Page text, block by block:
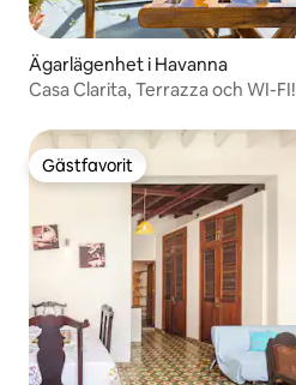
Ägarlägenhet i Havanna
Casa Clarita, Terrazza och WI-FI!
Gästfavorit
Gästfavorit